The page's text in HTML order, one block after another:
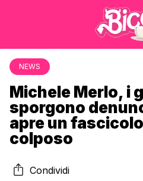
NEWS
Michele Merlo, i
sporgono
apre un
colposo
Condividi